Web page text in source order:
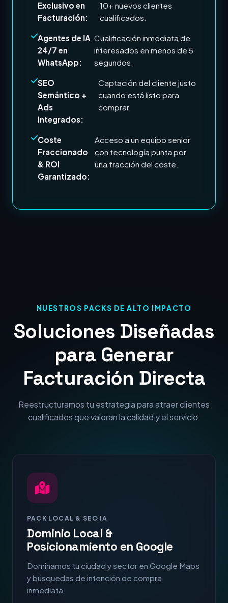
Exclusivo en
Facturación:
10+ nuevos clientes
cualificados.
Agentes de IA
24/7 en
WhatsApp:
Cualificación inmediata de
interesados en menos de 5
segundos.
SEO
Semántico +
Ads
Integrados:
Captación del cliente justo
cuando está listo para
comprar.
Coste
Fraccionado
& ROI
Garantizado:
Acceso a un equipo senior
con tecnología punta por
una fracción del coste.
NUESTROS PACKS DE ALTO IMPACTO
Soluciones Diseñadas
para Generar
Facturación Directa
Reestructuramos tu estrategia para atraer clientes
cualificados que valoran la calidad y el servicio.
PACK LOCAL & SEO IA
Dominio Local &
Posicionamiento en Google
Dominamos tu ciudad y sector en Google Maps
y búsquedas de intención de compra
inmediata.